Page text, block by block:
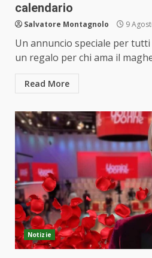
calendario
Salvatore Montagnolo 9
Un annuncio speciale per
un regalo per chi ama il
Read More
Notizie